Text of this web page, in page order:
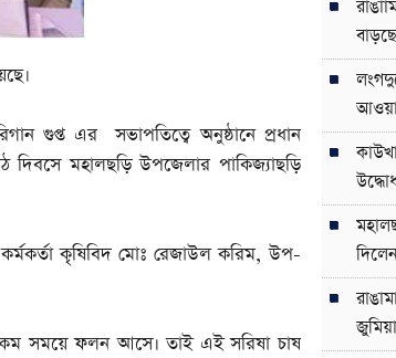
গুপ্ত এর সভাপতিত্বে অনুষ্ঠানে প্রধান
দিবসে মহালছড়ি উপজেলার পাকিজ্যাছড়ি
কৃষিবিদ মোঃ রেজাউল করিম, উপ-
কম সময়ে ফলন আসে। তাই এই সরিষা চাষ
বাড়ছে